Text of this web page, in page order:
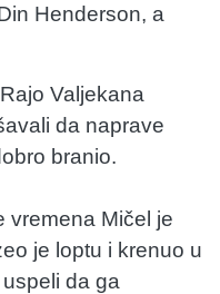
Henderson, a
Valjekana
da naprave
branio.
vremena Mičel je
je loptu i krenuo u
da ga